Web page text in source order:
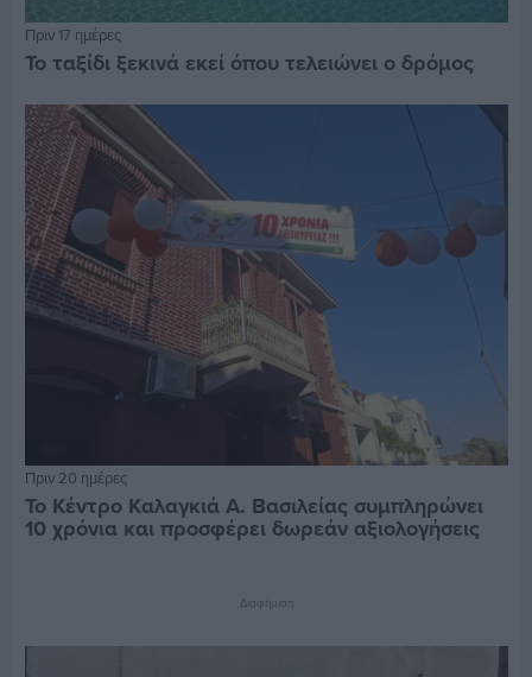
Πριν 17 ημέρες
Το ταξίδι ξεκινά εκεί όπου τελειώνει ο δρόμος
Πριν 20 ημέρες
Το Κέντρο Καλαγκιά Α. Βασιλείας συμπληρώνει
10 χρόνια και προσφέρει δωρεάν αξιολογήσεις
Διαφήμιση